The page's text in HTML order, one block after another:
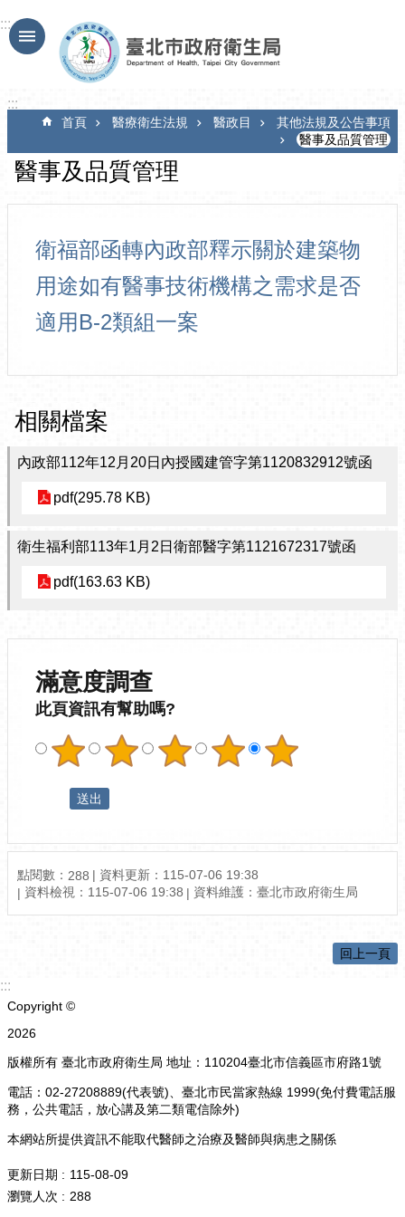
跳到主要內容區塊
:::
:::
首頁 醫療衛生法規 醫政目
其他法規及公告事項
醫事及品質管理
醫事及品質管理
衛福部函轉內政部釋示關於建築物
用途如有醫事技術機構之需求是否
適用B-2類組一案
相關檔案
內政部112年12月20日內授國建管字第1120832912號函
pdf(295.78 KB)
衛生福利部113年1月2日衛部醫字第1121672317號函
pdf(163.63 KB)
滿意度調查
此頁資訊有幫助嗎?
點閱數： 288
資料更新：115-07-06 19:38
資料檢視：115-07-06 19:38
資料維護：臺北市政府衛生局
回上一頁
:::
Copyright ©
2026
版權所有 臺北市政府衛生局 地址：110204臺北市信義區市府路1號
電話：02-27208889(代表號)、臺北市民當家熱線 1999(免付費電話服
務，公共電話，放心講及第二類電信除外)
本網站所提供資訊不能取代醫師之治療及醫師與病患之關係
更新日期
115-08-09
瀏覽人次
288